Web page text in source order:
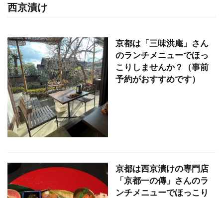
西京漬け
京都は「三味洪庵」さん
のランチメニューでほっ
こりしませんか？（事前
予約がおすすめです）
京都は西京漬けの専門店
「京都一の傳」さんのラ
ンチメニューでほっこり